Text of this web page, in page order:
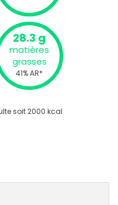
28.3 g
matières
grasses
41% AR*
soit 2000 kcal